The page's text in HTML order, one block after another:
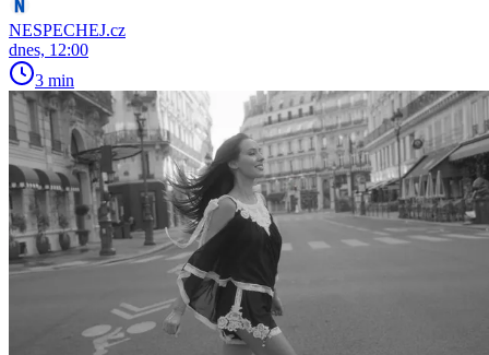
NESPECHEJ.cz
dnes, 12:00
3 min